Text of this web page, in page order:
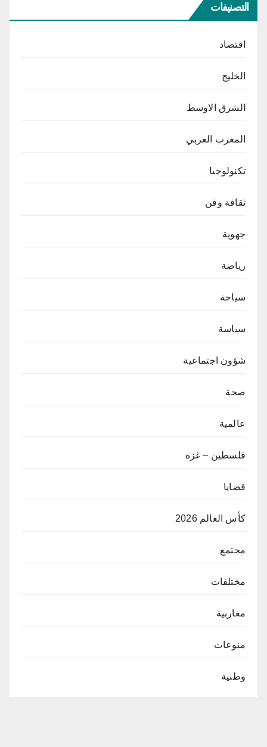
التصنيفات
اقتصاد
الخليج
الشرق الاوسط
المغرب العربي
تكنولوجيا
ثقافة وفن
جهوية
رياضة
سياحة
سياسة
شؤون اجتماعية
صحة
عالمية
فلسطين – غزة
قضايا
كأس العالم 2026
مجتمع
مختلفات
مغاربية
منوعات
وطنية